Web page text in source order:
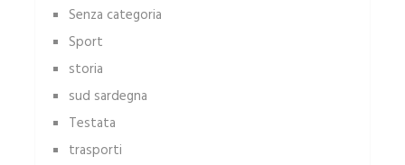
Senza categoria
Sport
storia
sud sardegna
Testata
trasporti